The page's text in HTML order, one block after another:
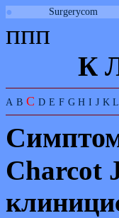
● Surgerycom
ппп
К
A B C D E F G H I J K L
Charcot